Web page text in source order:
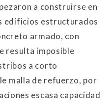
a construirse en
edificios estructurados
armado, con
resulta imposible
a corto
malla de refuerzo, por
escasa capacidad